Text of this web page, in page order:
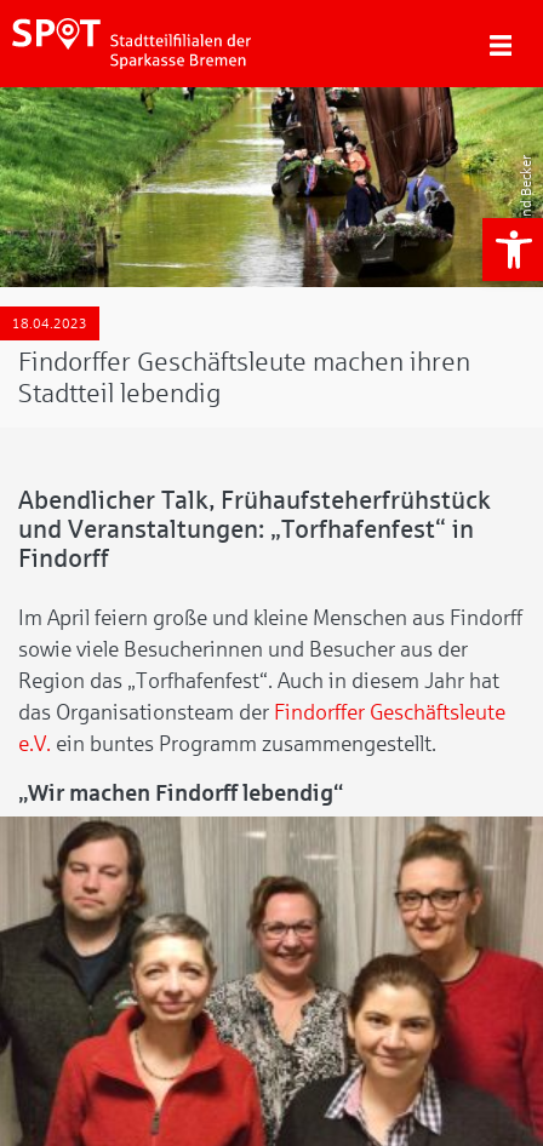
Roland Becker
18.04.2023
Findorffer Geschäftsleute machen ihren
Stadtteil lebendig
Abendlicher Talk, Frühaufsteherfrühstück
und Veranstaltungen: „Torfhafenfest“ in
Findorff
Im April feiern große und kleine Menschen aus Findorff
sowie viele Besucherinnen und Besucher aus der
Region das „Torfhafenfest“. Auch in diesem Jahr hat
das Organisationsteam der Findorffer Geschäftsleute
e.V. ein buntes Programm zusammengestellt.
„Wir machen Findorff lebendig“